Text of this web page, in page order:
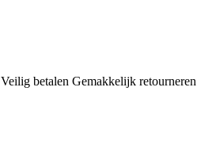
Veilig betalen Gemakkelijk retourneren